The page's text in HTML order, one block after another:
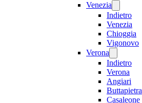
Venezia
Indietro
Venezia
Chioggia
Vigonovo
Verona
Indietro
Verona
Angiari
Buttapietra
Casaleone